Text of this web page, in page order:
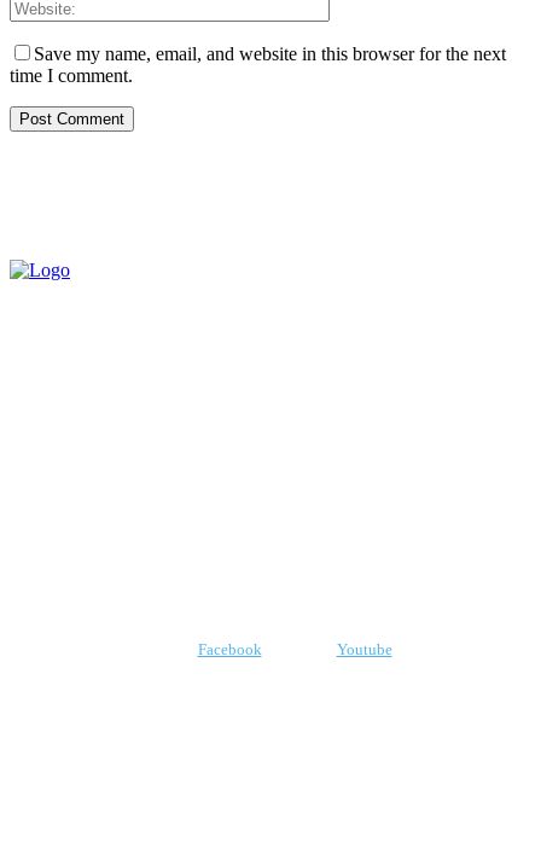
Save my name, email, and website in this browser for the next
time I comment.
Facebook Youtube